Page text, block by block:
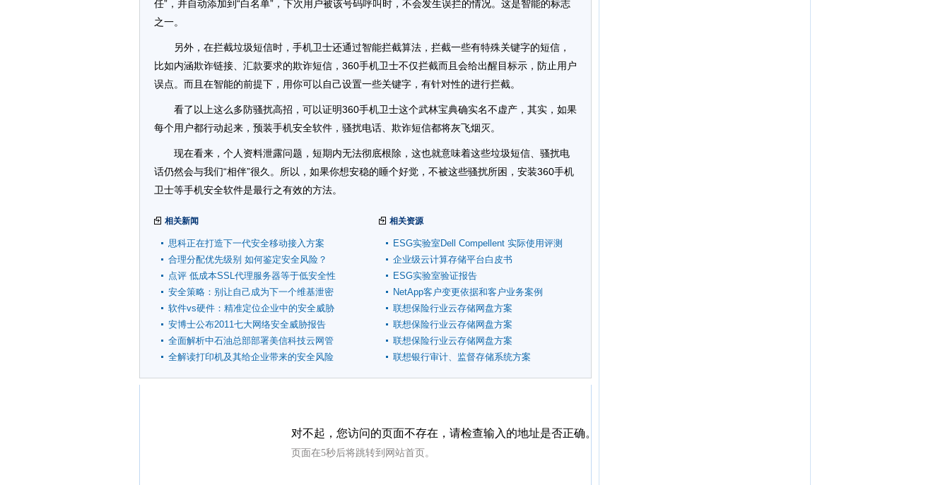
任”，并自动添加到“白名单”，下次用户被该号码呼叫时，不会发生误拦的情况。这是智能的标志
之一。
另外，在拦截垃圾短信时，手机卫士还通过智能拦截算法，拦截一些有特殊关键字的短信，
比如内涵欺诈链接、汇款要求的欺诈短信，360手机卫士不仅拦截而且会给出醒目标示，防止用户
误点。而且在智能的前提下，用你可以自己设置一些关键字，有针对性的进行拦截。
看了以上这么多防骚扰高招，可以证明360手机卫士这个武林宝典确实名不虚产，其实，如果
每个用户都行动起来，预装手机安全软件，骚扰电话、欺诈短信都将灰飞烟灭。
现在看来，个人资料泄露问题，短期内无法彻底根除，这也就意味着这些垃圾短信、骚扰电
话仍然会与我们“相伴”很久。所以，如果你想安稳的睡个好觉，不被这些骚扰所困，安装360手机
卫士等手机安全软件是最行之有效的方法。
相关新闻
思科正在打造下一代安全移动接入方案
合理分配优先级别 如何鉴定安全风险？
点评 低成本SSL代理服务器等于低安全性
安全策略：别让自己成为下一个维基泄密
软件vs硬件：精准定位企业中的安全威胁
安博士公布2011七大网络安全威胁报告
全面解析中石油总部部署美信科技云网管
全解读打印机及其给企业带来的安全风险
相关资源
ESG实验室Dell Compellent 实际使用评测
企业级云计算存储平台白皮书
ESG实验室验证报告
NetApp客户变更依据和客户业务案例
联想保险行业云存储网盘方案
联想保险行业云存储网盘方案
联想保险行业云存储网盘方案
联想银行审计、监督存储系统方案